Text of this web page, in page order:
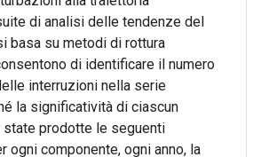
di analisi delle tendenze del
basa su metodi di rottura
di identificare il numero
interruzioni nella serie
la significatività di ciascun
state prodotte le seguenti
ogni componente, ogni anno, la